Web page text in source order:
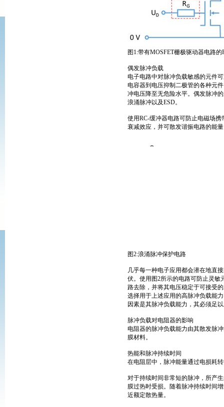
图1:带有MOSFET栅极驱动器电路
偶发脉冲负载
电子电路中对脉冲负载敏感的元件
电容器到电压抑制二极管的各种元
冲电压降至无危险水平。偶发脉冲
浪涌脉冲以及ESD。
使用RC-缓冲器电路可防止电磁场
衰减效应，并可散发谐振电路的能
图2:浪涌脉冲保护电路
几乎每一种电子应用都会潜在地直
伏。使用图2所示的电路可防止灵敏
路去除，并将其电压稳定于可接受
选择用于上述应用的高脉冲负载能
因素是其脉冲负载能力，其必须足
脉冲负载对电阻器的影响
电阻器的脉冲负载能力由其散发脉
膜材料。
热能和脉冲持续时间
在电阻层中，脉冲能量通过电损耗
对于持续时间非常短的脉冲，所产
膜过热时受损。随着脉冲持续时间
近额定散热量。